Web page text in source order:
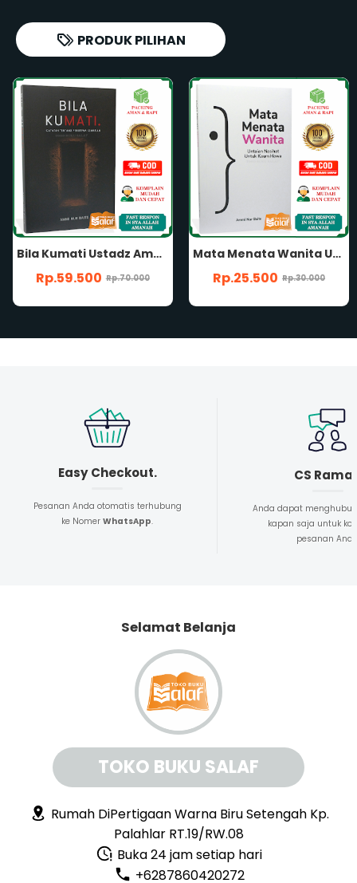
PRODUK PILIHAN
Mata Menata Wanita Ustadz Ammi Nur Baits Untaian Nasihat Untuk Kaum Hawa Perempuan Muslimah Penerbit Muamalah Publishing
Rp.25.500 Rp.30.000
Fiqih Haid ORIGINAL Ustadz Ammi Nur Baits Agar Tidak Galau Saat Darah Wanita Keluar Penerbit Muamalah Publishing
Rp.38.250 Rp.45.000
Easy Checkout.
Pesanan Anda otomatis terhubung
ke NomerWhatsApp.
CS
Anda dapat
kapan saja untuk
pesanan
Selamat Belanja
TOKO BUKU SALAF
Rumah DiPertigaan Warna Biru Setengah Kp.
Palahlar RT.19/RW.08
Buka 24 jam setiap hari
+6287860420272